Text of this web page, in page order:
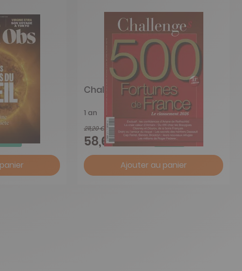
Challenges
1 an
211,20 €
58,65 € -72%
Ajouter au panier